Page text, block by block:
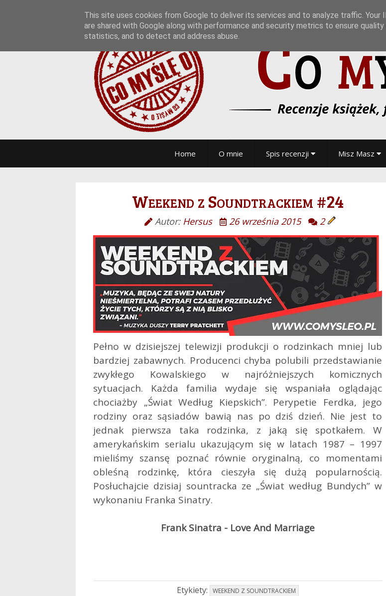
Home O mnie Spis recenzji Misz Masz
Weekend z Soundtrackiem #24
Autor: Hersus 26 września 2015 2
Pełno w dzisiejszej telewizji produkcji o rodzinkach mniej lub
bardziej zabawnych. Producenci chyba polubili przedstawianie
zwykłego Kowalskiego w najróżniejszych komicznych
sytuacjach. Każda familia wydaje się wspaniała oglądając
chociażby „Świat Według Kiepskich”. Perypetie Ferdka, jego
rodziny oraz sąsiadów bawią nas po dziś dzień. Nie jest to
jednak pierwsza taka rodzinka, z jaką się spotkałem. W
amerykańskim serialu ukazującym się w latach 1987 – 1997
mieliśmy szansę poznać równie oryginalną, co momentami
obleśną rodzinkę, która cieszyła się dużą popularnością.
Posłuchajcie dzisiaj sountracka ze „Świat według Bundych” w
wykonaniu Franka Sinatry.
Frank Sinatra - Love And Marriage
Etykiety: WEEKEND Z SOUNDTRACKIEM
This site uses cookies from Google to deliver its services and to analyze traffic. Your
are shared with Google along with performance and security metrics to ensure
statistics, and to detect and address abuse.